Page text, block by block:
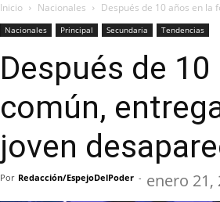
Inicio Nacionales Después de 10 años en la
Nacionales Principal Secundaria Tendencias
Después de
común,
joven
Por Redacción/EspejoDelPoder - enero 21,